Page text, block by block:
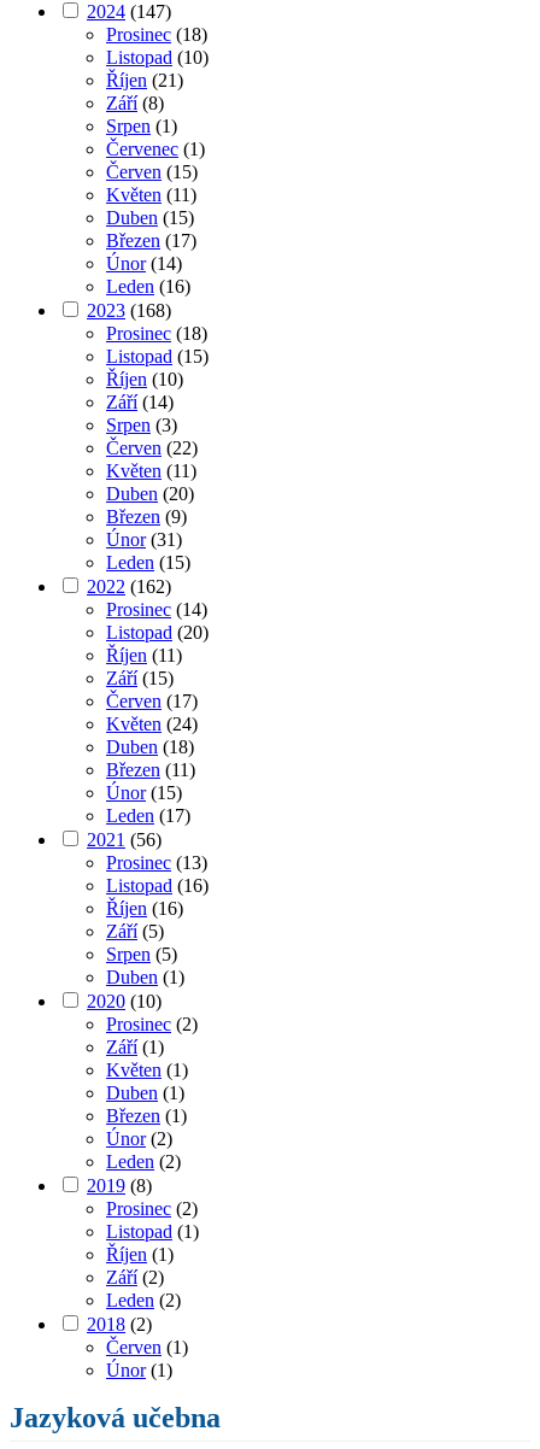
2024 (147)
Prosinec (18)
Listopad (10)
Říjen (21)
Září(8)
Srpen (1)
Červenec (1)
Červen (15)
Květen (11)
Duben (15)
Březen (17)
Únor(14)
Leden (16)
2023 (168)
Prosinec (18)
Listopad (15)
Říjen (10)
Září(14)
Srpen (3)
Červen (22)
Květen (11)
Duben (20)
Březen (9)
Únor(31)
Leden (15)
2022 (162)
Prosinec (14)
Listopad (20)
Říjen (11)
Září(15)
Červen (17)
Květen (24)
Duben (18)
Březen (11)
Únor(15)
Leden (17)
2021 (56)
Prosinec (13)
Listopad (16)
Říjen (16)
Září(5)
Srpen (5)
Duben (1)
2020 (10)
Prosinec (2)
Září(1)
Květen (1)
Duben (1)
Březen (1)
Únor(2)
Leden (2)
2019 (8)
Prosinec (2)
Listopad (1)
Říjen (1)
Září(2)
Leden (2)
2018 (2)
Červen (1)
Únor(1)
Jazyková učebna